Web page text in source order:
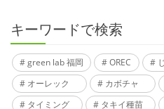
キーワードで検索
green lab 福岡 OREC
オーレック
カボチャ
タイミング
タキイ種苗